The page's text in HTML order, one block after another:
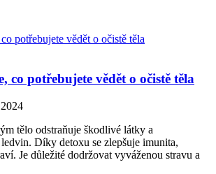
co potřebujete vědět o očistě těla
tělo odstraňuje škodlivé látky a
Díky detoxu se zlepšuje imunita,
Je důležité dodržovat vyváženou stravu a